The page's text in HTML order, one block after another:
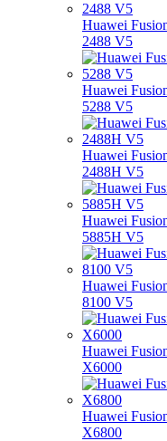
Huawei
2488 V5
Huawei
5288 V5
Huawei
2488H V5
Huawei
5885H V5
Huawei
8100 V5
Huawei
X6000
Huawei
X6800